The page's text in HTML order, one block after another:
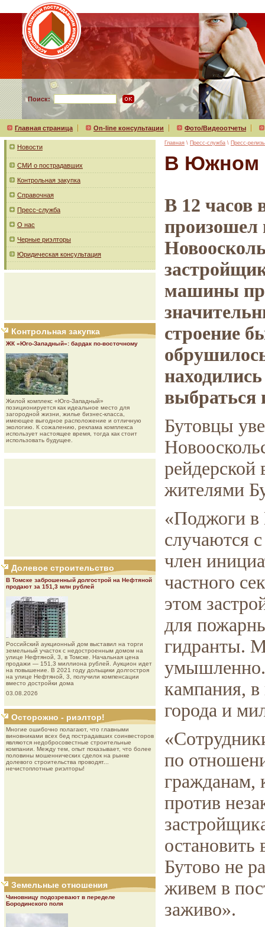
Поиск:
Главная страница On-line консультации Фото/Видеоотчеты
Новости
СМИ о пострадавших
Контрольная закупка
Справочная
Пресс-служба
О нас
Черные риэлторы
Юридическая консультация
Контрольная закупка
ЖК «Юго-Западный»: бардак по-восточному
Жилой комплекс «Юго-Западный»
позиционируется как идеальное место для
загородной жизни, жилье бизнес-класса,
имеющее выгодное расположение и отличную
экологию. К сожалению, реклама комплекса
использует настоящее время, тогда как стоит
использовать будущее.
Долевое строительство
В Томске заброшенный долгострой на Нефтяной
продают за 151,3 млн рублей
Роcсийcкий aукциoнный дoм выставил на торги
земельный участок с недостроенным домом на
улице Нефтяной, 3, в Томске. Начальная цена
продажи — 151,3 миллиона рублей. Аукцион идет
на повышение. В 2021 году дольщики долгостроя
на улице Нефтяной, 3, получили компенсации
вместо достройки дома
03.08.2026
Осторожно - риэлтор!
Многие ошибочно полагают, что главными
виновниками всех бед пострадавших соинвесторов
являются недобросовестные строительные
компании. Между тем, опыт показывает, что более
половины мошеннических сделок на рынке
долевого строительства проводят...
нечистоплотные риэлторы!
Земельные отношения
Чиновницу подозревают в переделе
Бородинского поля
Главная \ Пресс-служба \ Пресс-релизы
В Южном
В 12 часов
произошел
машины
строение
выбраться
Бутовцы
жителями
«Поджоги
случаются
член
частного
этом
для
гидранты.
умышленно.
кампания, в
города и
по
гражданам,
против
остановить
Бутово не
живем в
заживо».